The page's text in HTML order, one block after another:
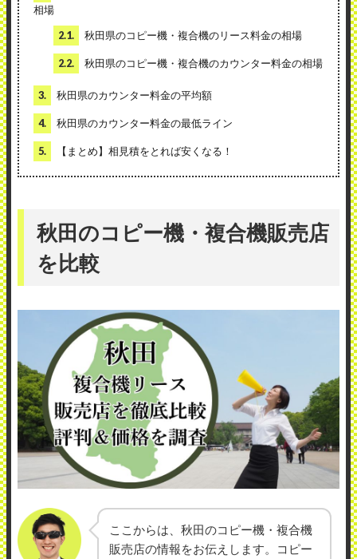
相場
2.1.
秋田県のコピー機・複合機のリース料金の相場
2.2. 秋田県のコピー機・複合機のカウンター料金の相場
3. 秋田県のカウンター料金の平均額
4. 秋田県のカウンター料金の最低ライン
5. 【まとめ】相見積をとれば安くなる！
秋田のコピー機・複合機販売店
を比較
ここからは、秋田のコピー機・複合機
販売店の情報をお伝えします。コピー